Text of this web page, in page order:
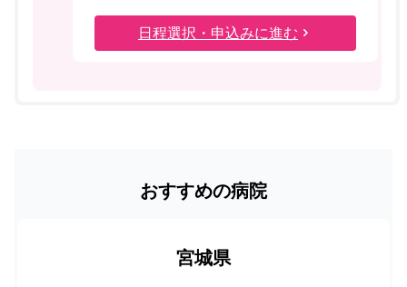
日程選択・申込みに進む
おすすめの病院
宮城県